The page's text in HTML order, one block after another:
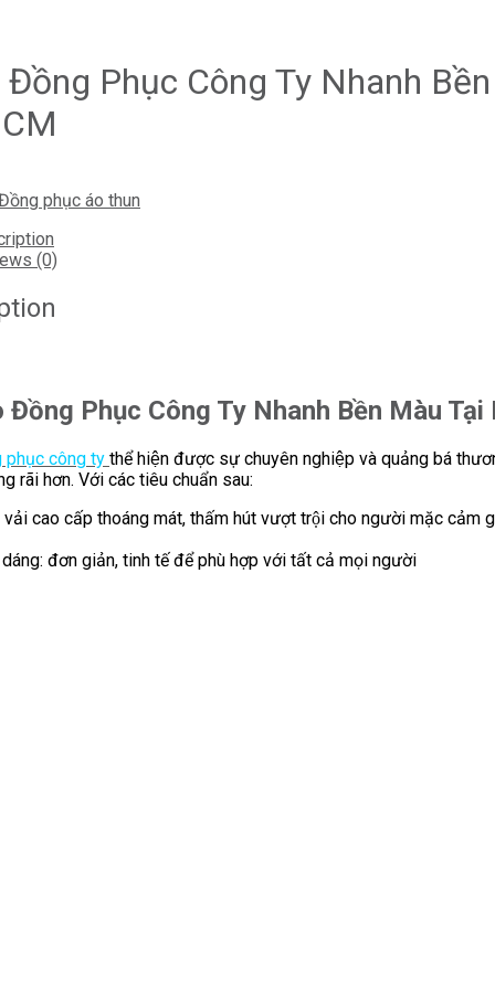
Đồng Phục Công Ty Nhanh
phục áo thun
(0)
Đồng Phục Công Ty Nhanh Bền Màu Tại
phục công ty thể hiện được sự chuyên nghiệp và quảng bá
rãi hơn. Với các tiêu chuẩn sau:
vải cao cấp thoáng mát, thấm hút vượt trội cho người mặc cảm
đơn giản, tinh tế để phù hợp với tất cả mọi người